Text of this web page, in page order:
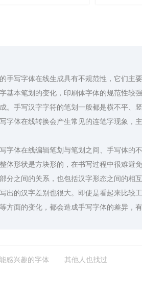
手写字体在线生成具有不规范性，它们主
本笔划的变化，印刷体字体的规范性较强
。手写汉字字符的笔划一般都是横不平、
体在线转换会产生常见的连笔字现象，
体在线编辑笔划与笔划之间、手写体的不
形状是方块形的，在书写过程中很难避免
分之间的关系，也包括汉字形态之间的相
出的汉字差别也很大。即使是看起来比较
方面的变化，都会造成手写字体的差异，
感兴趣的字体 其他人也找过